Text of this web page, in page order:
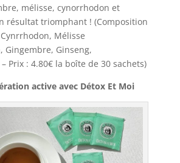
mélisse, cynorrhodon et
résultat triomphant ! (Composition
Mélisse
Gingembre, Ginseng,
Prix : 4.80€ la boîte de 30 sachets)
active avec Détox Et Moi